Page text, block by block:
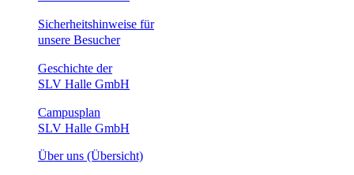
Sicherheitshinweise für
unsere Besucher
Geschichte der
SLV Halle GmbH
Campusplan
SLV Halle GmbH
Über uns (Übersicht)